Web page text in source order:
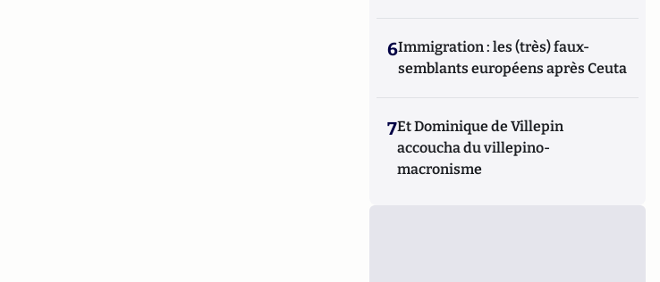
6Immigration : les (très) faux-
semblants européens après Ceuta
7Et Dominique de Villepin
accoucha du villepino-
macronisme